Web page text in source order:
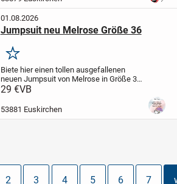
01.08.2026
Jumpsuit neu Melrose Größe 36
Merken
Biete hier einen tollen ausgefallenen
neuen Jumpsuit von Melrose in Größe 36.
Dieser hat V-Ausschnitt und ist als
dunkelrot. Der Rückenausschnitt ist sehr
29 €VB
53881 Euskirchen
2 3 4 5 6 7